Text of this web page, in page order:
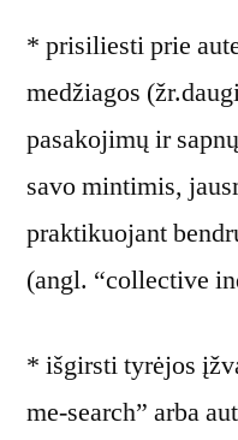
* prisiliesti prie
medžiagos
pasakojimų ir
savo mintimis,
praktikuojant
(angl. “collective
* išgirsti tyrėjos
me-search” arba